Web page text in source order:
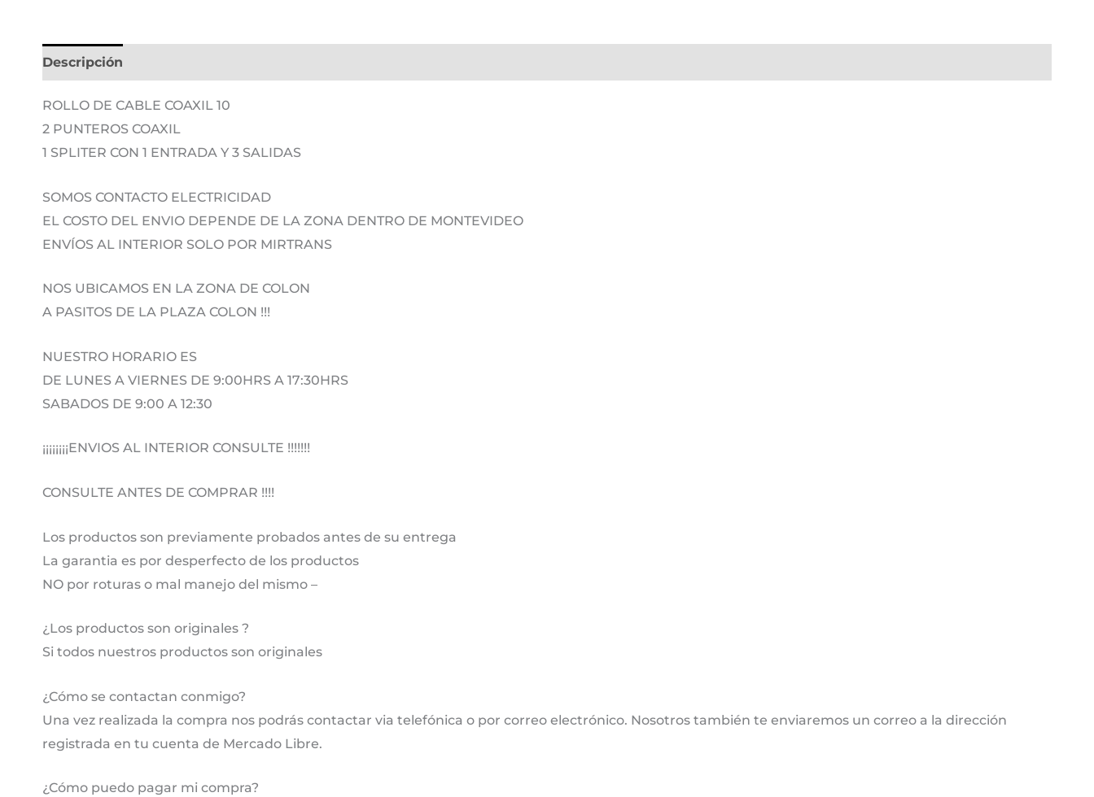
Descripción
ROLLO DE CABLE COAXIL 10
2 PUNTEROS COAXIL
1 SPLITER CON 1 ENTRADA Y 3 SALIDAS
SOMOS CONTACTO ELECTRICIDAD
EL COSTO DEL ENVIO DEPENDE DE LA ZONA DENTRO DE MONTEVIDEO
ENVÍOS AL INTERIOR SOLO POR MIRTRANS
NOS UBICAMOS EN LA ZONA DE COLON
A PASITOS DE LA PLAZA COLON !!!
NUESTRO HORARIO ES
DE LUNES A VIERNES DE 9:00HRS A 17:30HRS
SABADOS DE 9:00 A 12:30
¡¡¡¡¡¡¡¡ENVIOS AL INTERIOR CONSULTE !!!!!!!
CONSULTE ANTES DE COMPRAR !!!!
Los productos son previamente probados antes de su entrega
La garantia es por desperfecto de los productos
NO por roturas o mal manejo del mismo –
¿Los productos son originales ?
Si todos nuestros productos son originales
¿Cómo se contactan conmigo?
Una vez realizada la compra nos podrás contactar via telefónica o por correo electrónico. Nosotros también te enviaremos un correo a la dirección
registrada en tu cuenta de Mercado Libre.
¿Cómo puedo pagar mi compra?